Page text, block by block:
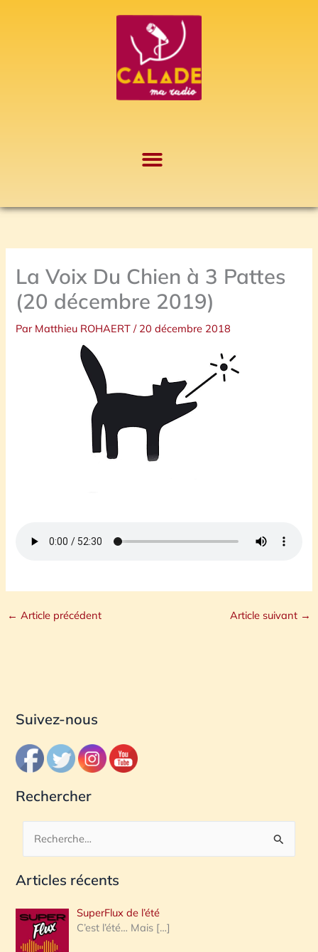
La Voix Du Chien à 3 Pattes
(20 décembre 2019)
Par Matthieu ROHAERT/ 20 décembre 2018
← Article précédent Article suivant →
Suivez-nous
Rechercher
c
e
r
Articles récents
SuperFlux de l’été
C’est l’été… Mais […]